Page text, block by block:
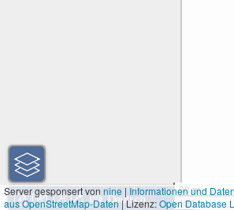
30 m
100 ft
Server gesponsert vonnine|Informationen und
aus OpenStreetMap-Daten| Lizenz:Open Database